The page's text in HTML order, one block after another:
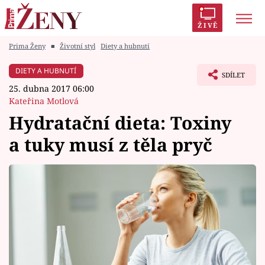
ŽIVĚ
Módní alarm
Zrádci
Témata
Seriály
Prima Ženy ■ Životní styl Diety a hubnutí
DIETY A HUBNUTÍ
25. dubna 2017 06:00
Kateřina Motlová
SDÍLET
Hydratační dieta: Toxiny
a tuky musí z těla pryč